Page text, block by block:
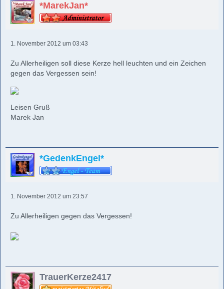
*MarekJan*
1. November 2012 um 03:43
Zu Allerheiligen soll diese Kerze hell leuchten und ein Zeichen
gegen das Vergessen sein!
Leisen Gruß
Marek Jan
*GedenkEngel*
1. November 2012 um 23:57
Zu Allerheiligen gegen das Vergessen!
TrauerKerze2417